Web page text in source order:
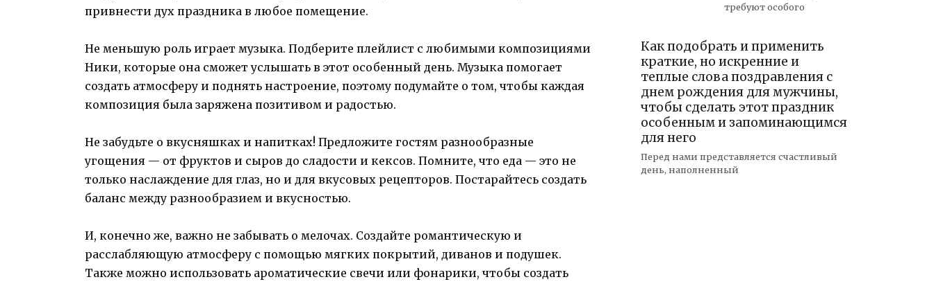
привнести дух праздника в любое помещение.
Не меньшую роль играет музыка. Подберите плейлист с любимыми композициями
Ники, которые она сможет услышать в этот особенный день. Музыка помогает
создать атмосферу и поднять настроение, поэтому подумайте о том, чтобы каждая
композиция была заряжена позитивом и радостью.
Не забудьте о вкусняшках и напитках! Предложите гостям разнообразные
угощения — от фруктов и сыров до сладости и кексов. Помните, что еда — это не
только наслаждение для глаз, но и для вкусовых рецепторов. Постарайтесь создать
баланс между разнообразием и вкусностью.
И, конечно же, важно не забывать о мелочах. Создайте романтическую и
расслабляющую атмосферу с помощью мягких покрытий, диванов и подушек.
Также можно использовать ароматические свечи или фонарики, чтобы создать
требуют особого
Как подобрать и применить
краткие, но искренние и
теплые слова поздравления с
днем рождения для мужчины,
чтобы сделать этот праздник
особенным и запоминающимся
для него
Перед нами представляется счастливый
день, наполненный